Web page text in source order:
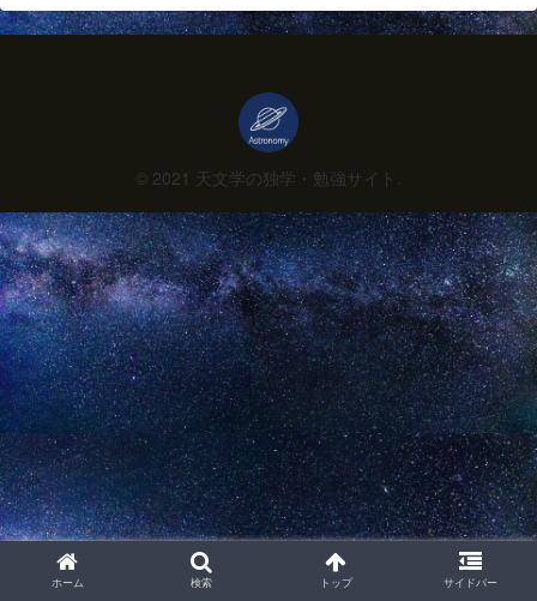
© 2021 天文学の独学・勉強サイト.
ホーム 検索 トップ サイドバー